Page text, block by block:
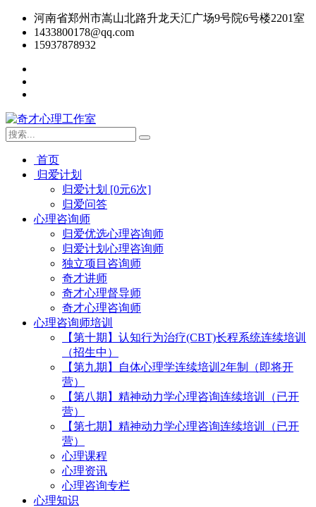
河南省郑州市嵩山北路升龙天汇广场9号院6号楼2201室
1433800178@qq.com
15937878932
首页
归爱计划
归爱计划 [0元6次]
归爱问答
心理咨询师
归爱优选心理咨询师
归爱计划心理咨询师
独立项目咨询师
奇才讲师
奇才心理督导师
奇才心理咨询师
心理咨询师培训
【第十期】认知行为治疗(CBT)长程系统连续培训
（招生中）
【第九期】自体心理学连续培训2年制（即将开
营）
【第八期】精神动力学心理咨询连续培训（已开
营）
【第七期】精神动力学心理咨询连续培训（已开
营）
心理课程
心理资讯
心理咨询专栏
心理知识